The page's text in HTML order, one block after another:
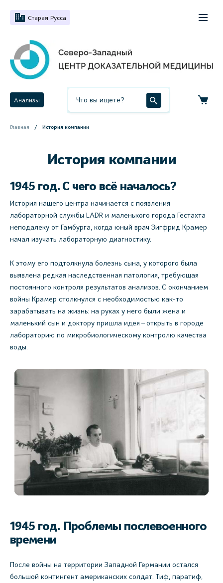
Старая Русса
Анализы
Главная История компании
История компании
1945 год. С чего всё началось?
История нашего центра начинается с появления
лабораторной службы LADR и маленького города Гестахта
неподалеку от Гамбурга, когда юный врач Зигфрид Крамер
начал изучать лабораторную диагностику.
К этому его подтолкнула болезнь сына, у которого была
выявлена редкая наследственная патология, требующая
постоянного контроля результатов анализов. С окончанием
войны Крамер столкнулся с необходимостью как-то
зарабатывать на жизнь: на руках у него были жена и
маленький сын и доктору пришла идея – открыть в городе
лабораторию по микробиологическому контролю качества
воды.
1945 год. Проблемы послевоенного
времени
После войны на территории Западной Германии остался
большой контингент американских солдат. Тиф, паратиф,